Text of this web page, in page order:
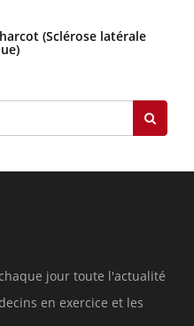
(Sclérose latérale
jour toute l'actualité
en exercice et les